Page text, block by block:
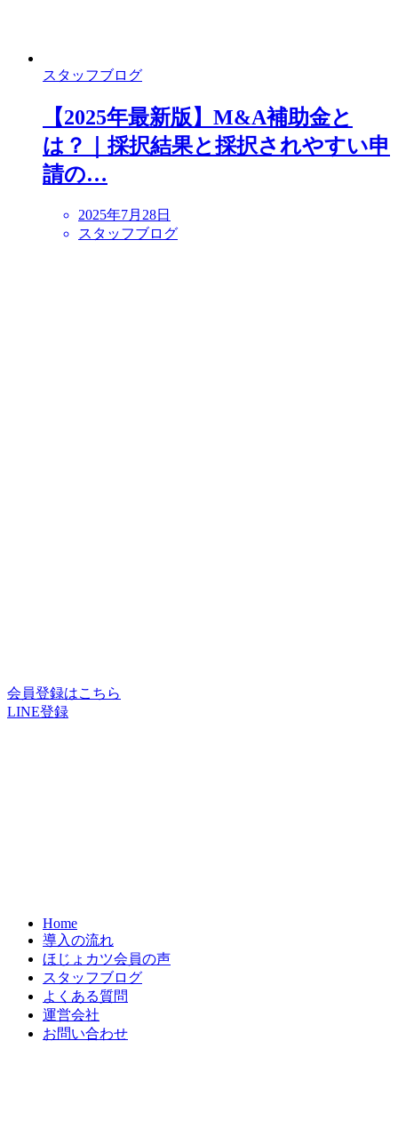
スタッフブログ
【2025年最新版】M&A補助金と
は？｜採択結果と採択されやすい申
請の…
2025年7月28日
スタッフブログ
会員登録はこちら
LINE登録
Home
導入の流れ
ほじょカツ会員の声
スタッフブログ
よくある質問
運営会社
お問い合わせ